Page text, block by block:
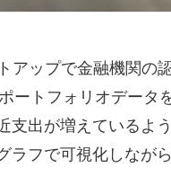
アップで金融機関の
ートフォリオデータ
支出が増えているよ
フで可視化しなが